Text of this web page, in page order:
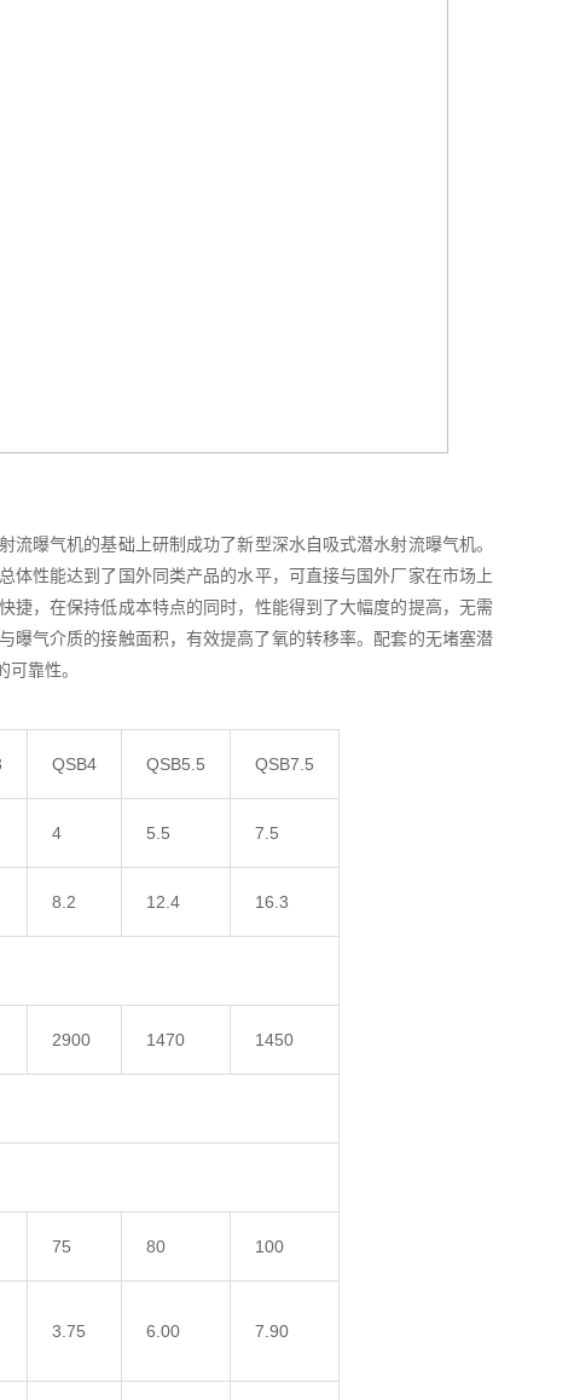
曝气机的基础上研制成功了新型深水自吸式潜水射流曝气机。
体性能达到了国外同类产品的水平，可直接与国外厂家在市场上
捷，在保持低成本特点的同时，性能得到了大幅度的提高，无需
曝气介质的接触面积，有效提高了氧的转移率。配套的无堵塞潜
靠性。
QSB4 QSB5.5 QSB7.5
4 5.5 7.5
8.2 12.4 16.3
2900 1470 1450
75 80 100
3.75 6.00 7.90